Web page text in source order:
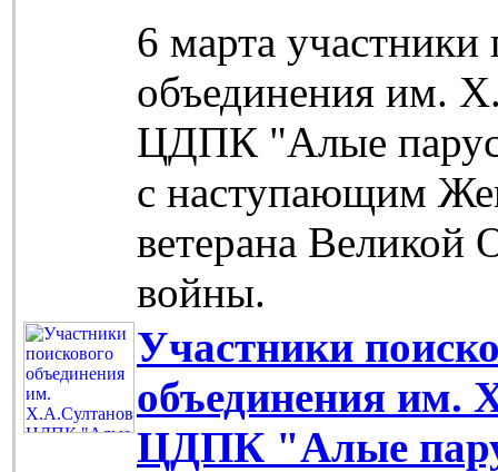
6 марта участники
объединения им.
ЦДПК "Алые
с наступающим
ветерана Великой
войны.
Участники
объединения им.
ЦДПК "Алые